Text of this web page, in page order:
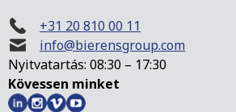
+31 20 810 00 11
info@bierensgroup.com
Nyitvatartás: 08:30 – 17:30
Kövessen minket